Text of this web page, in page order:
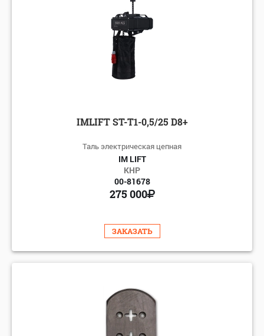
IMLIFT ST-T1-0,5/25 D8+
Таль электрическая цепная
IM LIFT
КНР
00-81678
275 000
ЗАКАЗАТЬ